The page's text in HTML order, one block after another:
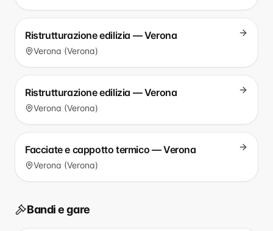
Ristrutturazione edilizia — Verona
Verona (Verona)
Ristrutturazione edilizia — Verona
Verona (Verona)
Facciate e cappotto termico — Verona
Verona (Verona)
Bandi e gare